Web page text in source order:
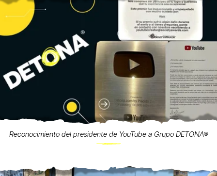
Reconocimiento del presidente de YouTube a Grupo DETONA®